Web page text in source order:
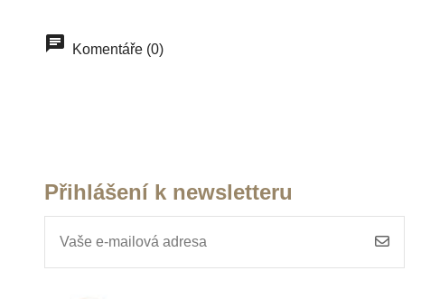
Komentáře (0)
Přihlášení k newsletteru